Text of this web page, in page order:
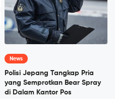
News
Polisi Jepang Tangkap Pria
yang Semprotkan Bear Spray
di Dalam Kantor Pos